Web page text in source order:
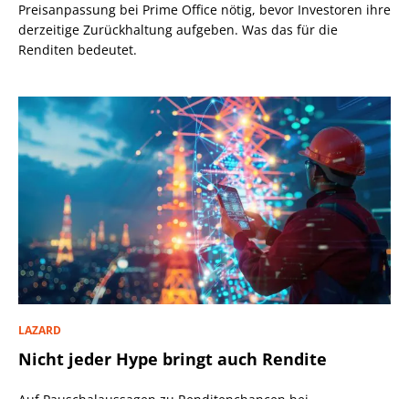
Preisanpassung bei Prime Office nötig, bevor Investoren ihre
derzeitige Zurückhaltung aufgeben. Was das für die
Renditen bedeutet.
LAZARD
Nicht jeder Hype bringt auch Rendite